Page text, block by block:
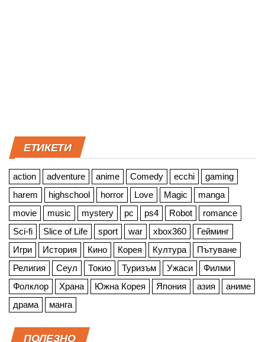
ЕТИКЕТИ
action adventure anime Comedy ecchi
gaming
harem
highschool horror Love Magic
manga
movie
music mystery pc ps4 Robot
romance
Sci-fi
Slice of Life sport war xbox360
Гейминг
Игри
История Кино Корея Култура
Пътуване
Религия
Сеул Токио Туризъм Ужаси
Филми
Фолклор
Храна Южна Корея Япония азия
аниме
драма
манга
ПОЛЕЗНО